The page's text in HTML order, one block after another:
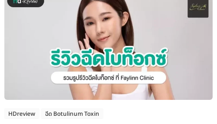
HDreview ฉีด Botulinum Toxin